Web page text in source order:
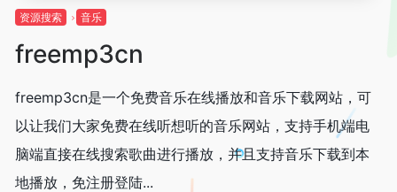
资源搜索 音乐
freemp3cn
freemp3cn是一个免费音乐在线播放和音乐下载网站，可
以让我们大家免费在线听想听的音乐网站，支持手机端电
脑端直接在线搜索歌曲进行播放，并且支持音乐下载到本
地播放，免注册登陆...